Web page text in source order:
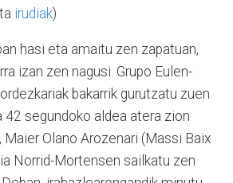
irudiak)
hasi eta amaitu zen zapatuan,
izan zen nagusi. Grupo Eulen-
bakarrik gurutzatu zuen
42 segundoko aldea atera zion
Maier Olano Arozenari (Massi Baix
Norrid-Mortensen sailkatu zen